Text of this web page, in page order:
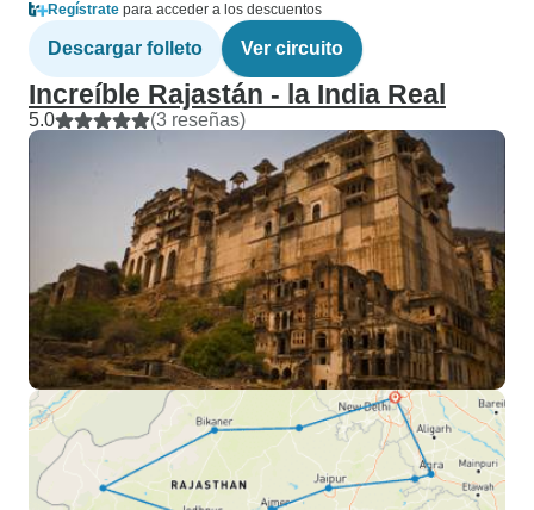
Regístrate para acceder a los descuentos
Descargar folleto Ver circuito
Increíble Rajastán - la India Real
5.0 (3 reseñas)